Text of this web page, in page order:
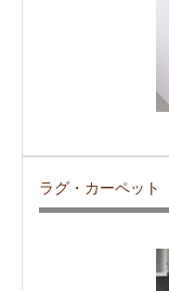
ラグ・カーペット